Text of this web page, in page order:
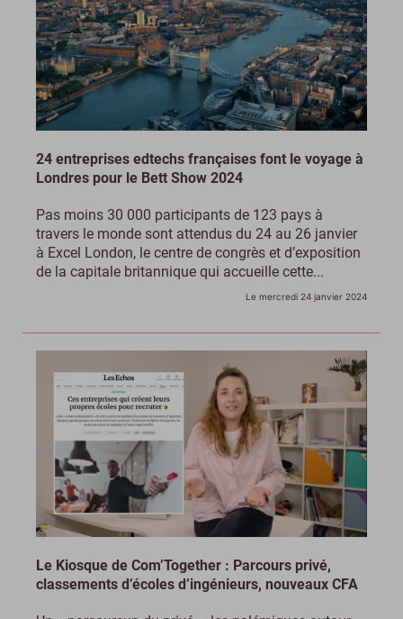
24 entreprises edtechs françaises font le voyage à
Londres pour le Bett Show 2024
Pas moins 30 000 participants de 123 pays à
travers le monde sont attendus du 24 au 26 janvier
à Excel London, le centre de congrès et d’exposition
de la capitale britannique qui accueille cette...
Le mercredi 24 janvier 2024
Le Kiosque de Com’Together : Parcours privé,
classements d’écoles d’ingénieurs, nouveaux CFA